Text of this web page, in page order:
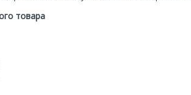
Специальная
товара